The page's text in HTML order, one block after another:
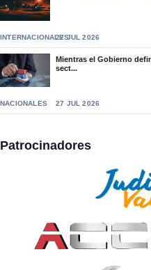
INTERNACIONALES27 JUL 2026
Mientras el Gobierno
sect...
NACIONALES 27 JUL 2026
Patrocinadores